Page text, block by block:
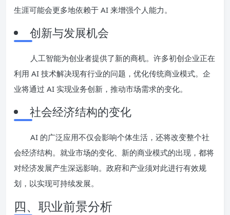
生涯可能会更多地依赖于 AI 来增强个人能力。
创新与发展机会
人工智能为创业者提供了新的商机。许多初创企业正在
利用 AI 技术解决现有行业的问题，优化传统商业模式。企
业将通过 AI 实现业务创新，推动市场需求的变化。
社会经济结构的变化
AI 的广泛应用不仅会影响个体生活，还将改变整个社
会经济结构。就业市场的变化、新的商业模式的出现，都将
对经济发展产生深远影响。政府和产业须对此进行有效规
划，以实现可持续发展。
四、职业前景分析